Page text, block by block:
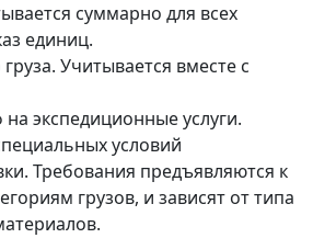
суммарно для всех
единиц.
Учитывается вместе с
экспедиционные услуги.
условий
Требования предъявляются к
грузов, и зависят от типа